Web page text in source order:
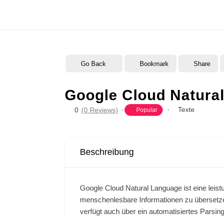
Go Back Bookmark Share
Google Cloud
0 (0 Reviews) Popular Texte
Google Cloud Natural Language ist eine
menschenlesbare Informationen zu
verfügt auch über ein automatisiertes